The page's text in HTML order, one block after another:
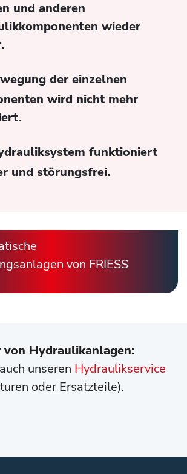
und anderen
wieder
der einzelnen
wird nicht mehr
funktioniert
und störungsfrei.
von FRIESS
von Hydraulikanlagen:
unseren Hydraulikservice
oder Ersatzteile).